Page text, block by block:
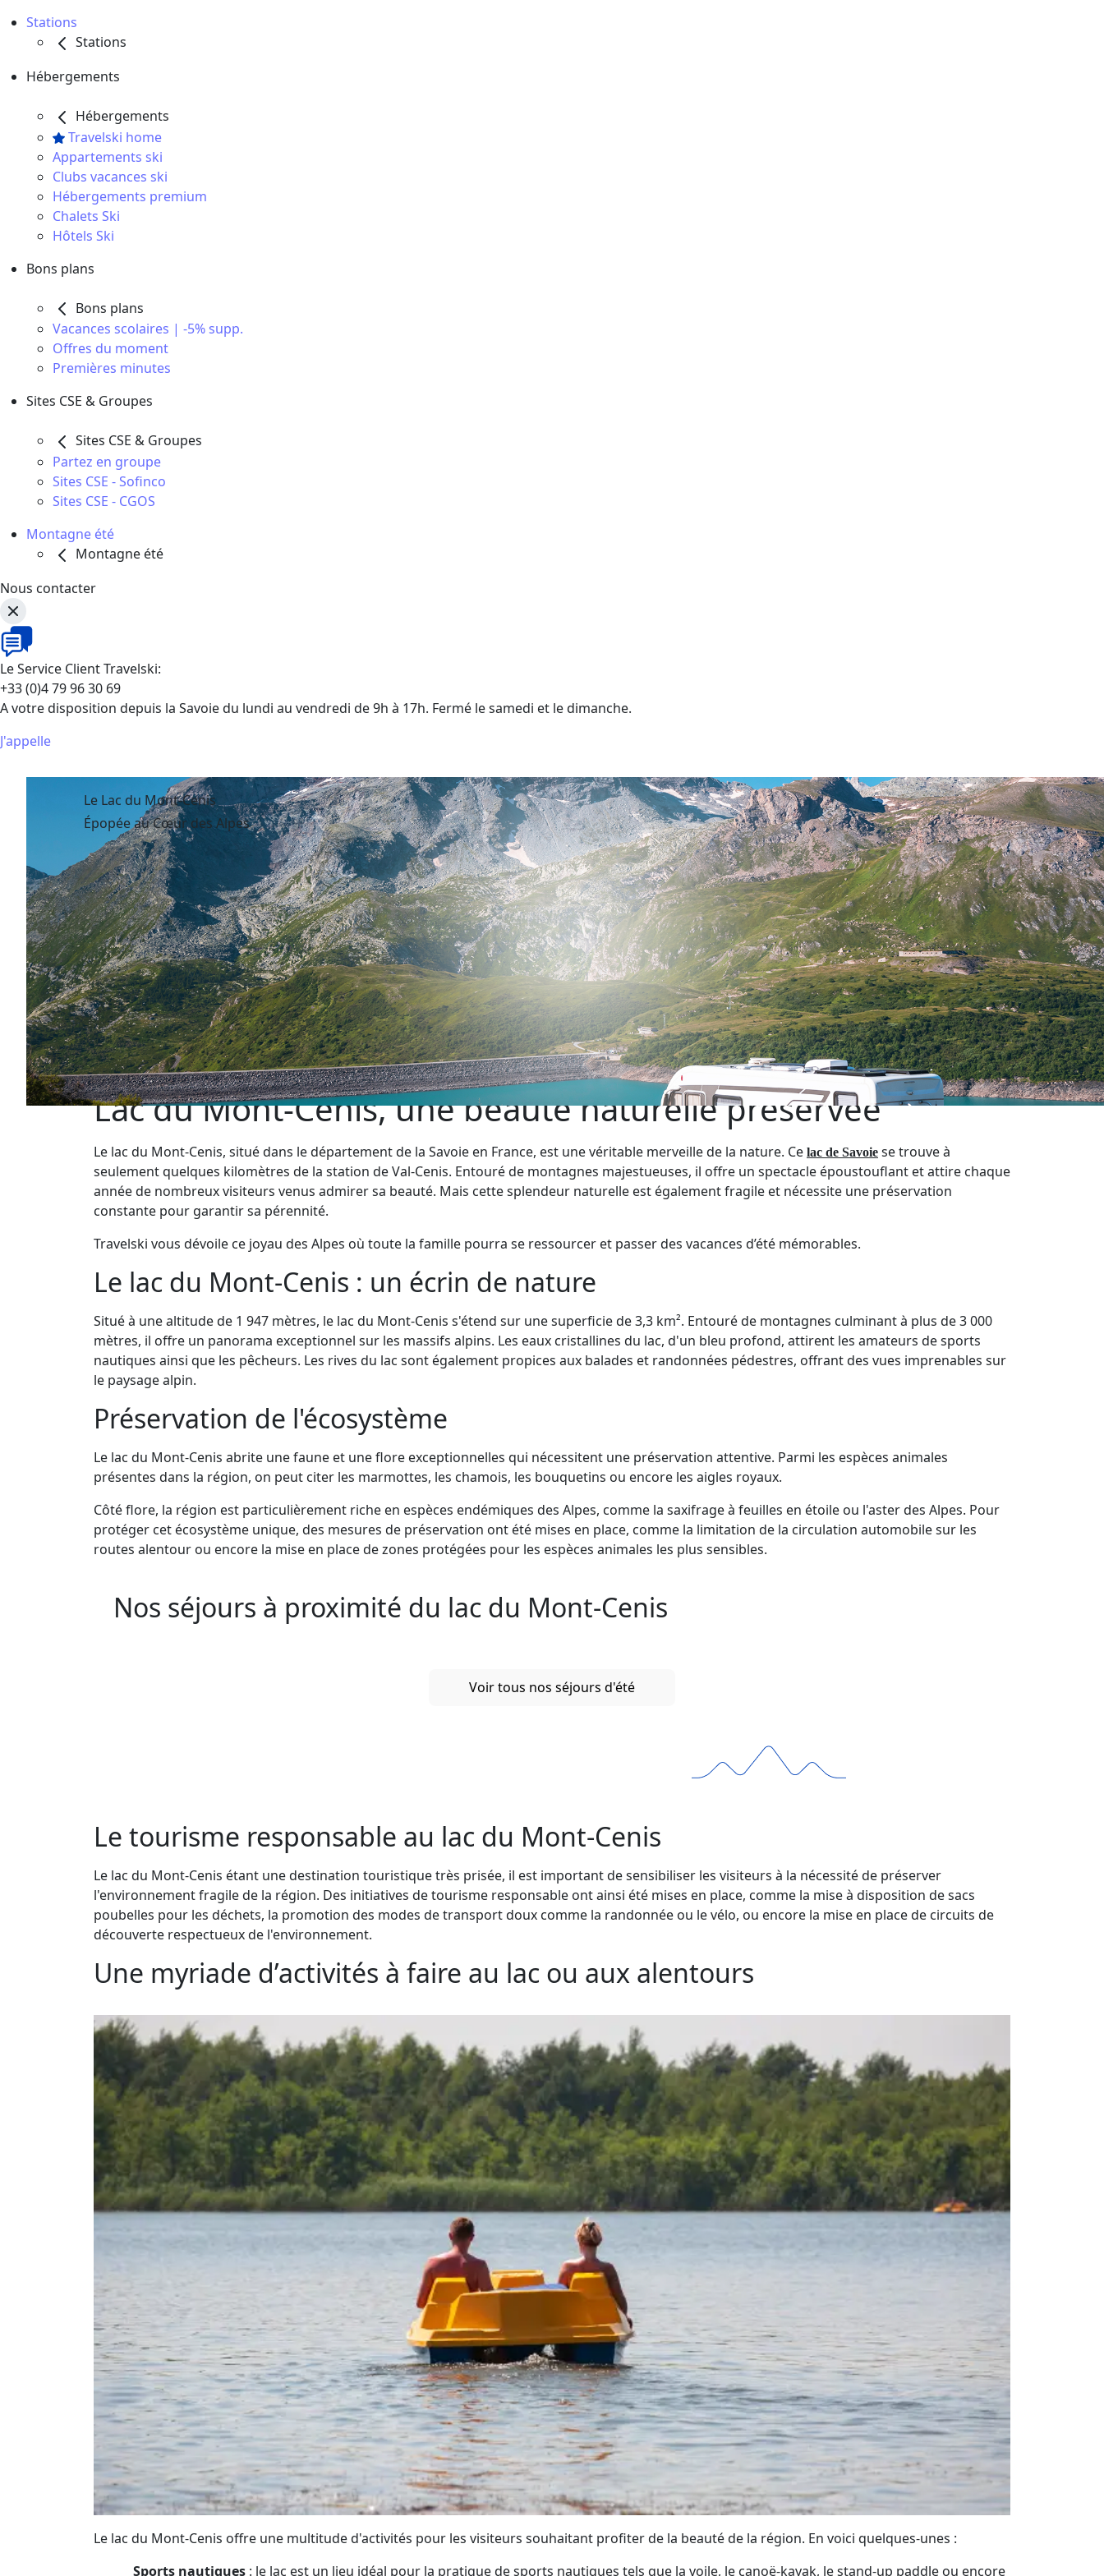
Stations
Stations
Hébergements
Hébergements
Travelski home
Appartements ski
Clubs vacances ski
Hébergements premium
Chalets Ski
Hôtels Ski
Bons plans
Bons plans
Vacances scolaires | -5% supp.
Offres du moment
Premières minutes
Sites CSE & Groupes
Sites CSE & Groupes
Partez en groupe
Sites CSE - Sofinco
Sites CSE - CGOS
Montagne été
Montagne été
Nous contacter
Le Service Client Travelski:
+33 (0)4 79 96 30 69
A votre disposition depuis la Savoie du lundi au vendredi de 9h à 17h. Fermé le samedi et le dimanche.
J'appelle
Le Lac du Mont-Cenis
Épopée au Cœur des Alpes
Lac du Mont-Cenis, une beauté naturelle préservée
Le lac du Mont-Cenis, situé dans le département de la Savoie en France, est une véritable merveille de la nature. Ce lac de Savoie se trouve à
seulement quelques kilomètres de la station de Val-Cenis. Entouré de montagnes majestueuses, il offre un spectacle époustouflant et attire chaque
année de nombreux visiteurs venus admirer sa beauté. Mais cette splendeur naturelle est également fragile et nécessite une préservation
constante pour garantir sa pérennité.
Travelski vous dévoile ce joyau des Alpes où toute la famille pourra se ressourcer et passer des vacances d’été mémorables.
Le lac du Mont-Cenis : un écrin de nature
Situé à une altitude de 1 947 mètres, le lac du Mont-Cenis s'étend sur une superficie de 3,3 km². Entouré de montagnes culminant à plus de 3 000
mètres, il offre un panorama exceptionnel sur les massifs alpins. Les eaux cristallines du lac, d'un bleu profond, attirent les amateurs de sports
nautiques ainsi que les pêcheurs. Les rives du lac sont également propices aux balades et randonnées pédestres, offrant des vues imprenables sur
le paysage alpin.
Préservation de l'écosystème
Le lac du Mont-Cenis abrite une faune et une flore exceptionnelles qui nécessitent une préservation attentive. Parmi les espèces animales
présentes dans la région, on peut citer les marmottes, les chamois, les bouquetins ou encore les aigles royaux.
Côté flore, la région est particulièrement riche en espèces endémiques des Alpes, comme la saxifrage à feuilles en étoile ou l'aster des Alpes. Pour
protéger cet écosystème unique, des mesures de préservation ont été mises en place, comme la limitation de la circulation automobile sur les
routes alentour ou encore la mise en place de zones protégées pour les espèces animales les plus sensibles.
Nos séjours à proximité du lac du Mont-Cenis
Voir tous nos séjours d'été
Le tourisme responsable au lac du Mont-Cenis
Le lac du Mont-Cenis étant une destination touristique très prisée, il est important de sensibiliser les visiteurs à la nécessité de préserver
l'environnement fragile de la région. Des initiatives de tourisme responsable ont ainsi été mises en place, comme la mise à disposition de sacs
poubelles pour les déchets, la promotion des modes de transport doux comme la randonnée ou le vélo, ou encore la mise en place de circuits de
découverte respectueux de l'environnement.
Une myriade d’activités à faire au lac ou aux alentours
Le lac du Mont-Cenis offre une multitude d'activités pour les visiteurs souhaitant profiter de la beauté de la région. En voici quelques-unes :
Sports nautiques : le lac est un lieu idéal pour la pratique de sports nautiques tels que la voile, le canoë-kayak, le stand-up paddle ou encore